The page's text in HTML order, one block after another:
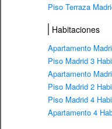
Piso Terraza
Habitaciones
Apartamento
Piso Madrid 3
Apartamento
Piso Madrid 2
Piso Madrid 4
Apartamento 4